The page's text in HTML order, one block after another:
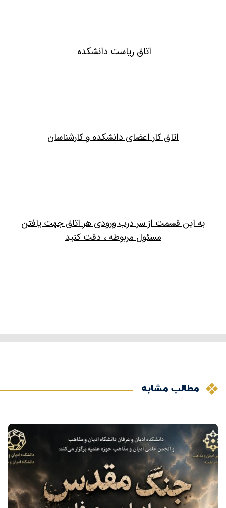
اتاق ریاست دانشکده
اتاق کار اعضای دانشکده و کارشناسان
به این قسمت از سر درب ورودی هر اتاق جهت یافتن
مسئول مربوطه ، دقت کنید
مطالب مشابه